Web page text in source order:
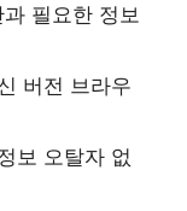
필요한 정보
버전 브라우
보 오탈자 없